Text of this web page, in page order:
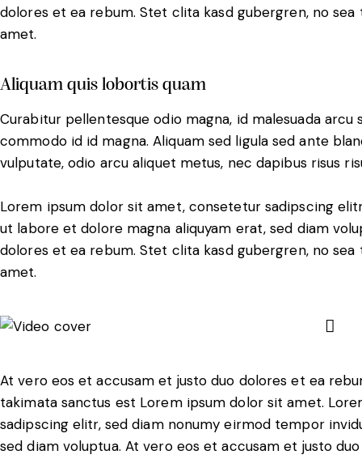
dolores et ea rebum. Stet clita kasd gubergren, no
amet.
Aliquam quis lobortis quam
Curabitur pellentesque odio magna, id malesuada arcu
commodo id id magna. Aliquam sed ligula sed ante
vulputate, odio arcu aliquet metus, nec dapibus risus
Lorem ipsum dolor sit amet, consetetur sadipscing
ut labore et dolore magna aliquyam erat, sed diam
dolores et ea rebum. Stet clita kasd gubergren, no
amet.
At vero eos et accusam et justo duo dolores et ea
takimata sanctus est Lorem ipsum dolor sit amet.
sadipscing elitr, sed diam nonumy eirmod tempor
sed diam voluptua. At vero eos et accusam et justo